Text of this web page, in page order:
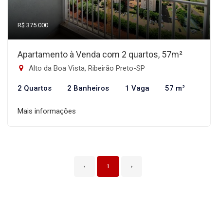
R$ 375.000
Apartamento à Venda com 2 quartos, 57m²
Alto da Boa Vista, Ribeirão Preto-SP
2 Quartos 2 Banheiros 1 Vaga 57 m²
Mais informações
‹ 1 ›